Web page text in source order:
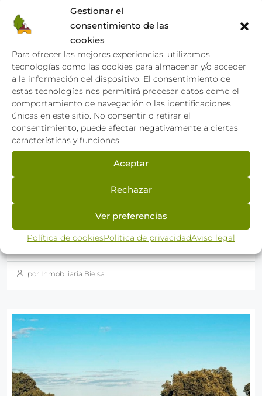
Gestionar el
consentimiento de las
cookies
Para ofrecer las mejores experiencias, utilizamos
tecnologías como las cookies para almacenar y/o acceder
a la información del dispositivo. El consentimiento de
estas tecnologías nos permitirá procesar datos como el
comportamiento de navegación o las identificaciones
únicas en este sitio. No consentir o retirar el
consentimiento, puede afectar negativamente a ciertas
características y funciones.
Aceptar
Rechazar
Ver preferencias
Política de cookiesPolítica de privacidadAviso legal
30 de junio de 2026 Actualidad
Locales comerciales en Talavera de la
Talavera de la Reina sigue consolidándose como el
motor comercial de su comarca y un punto...
Sigue leyendo
por Inmobiliaria Bielsa